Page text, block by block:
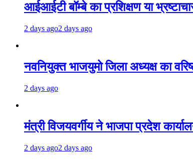
आईआईटी बॉम्बे का प्रशिक्षण या
2 days ago2 days ago
नवनियुक्त भाजयुमो जिला अध्यक्ष का
2 days ago
मंत्री विजयवर्गीय ने भाजपा प्रदेश
2 days ago2 days ago